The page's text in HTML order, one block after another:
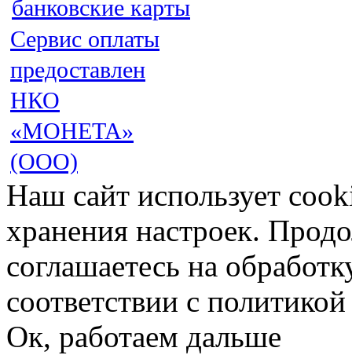
Сервис оплаты
предоставлен
НКО
«МОНЕТА»
(ООО)
Наш сайт использует
хранения настроек.
соглашаетесь на
соответствии с
Ок, работаем дальше